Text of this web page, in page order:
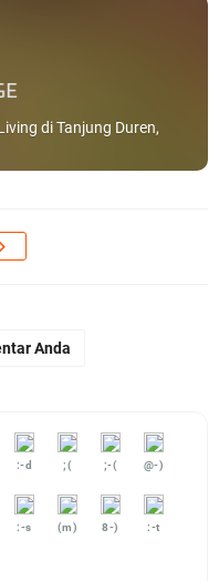
di Tanjung Duren,
Anda
:-d ;( ;-( @-)
:-s (m) 8-) :-t